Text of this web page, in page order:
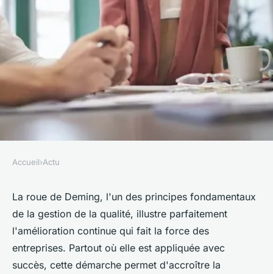
Maîtriser l'amélioration
continue pour booster la
performance en entreprise
avec la gestion de la qualité
Accueil›Actu
La roue de Deming, l'un des principes fondamentaux
de la gestion de la qualité, illustre parfaitement
l'amélioration continue qui fait la force des
entreprises. Partout où elle est appliquée avec
succès, cette démarche permet d'accroître la